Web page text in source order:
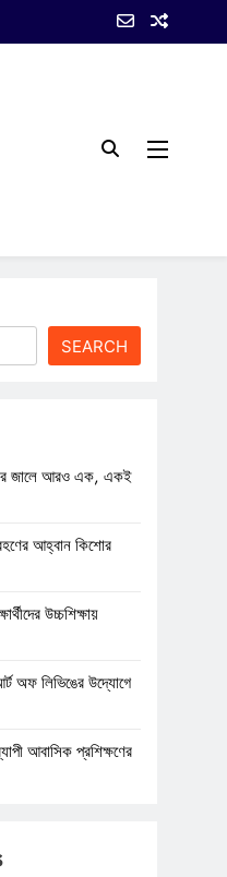
SEARCH
জালে আরও এক, একই
আহ্বান কিশোর
উচ্চশিক্ষায়
অফ লিভিঙের উদ্যোগে
আবাসিক প্রশিক্ষণের